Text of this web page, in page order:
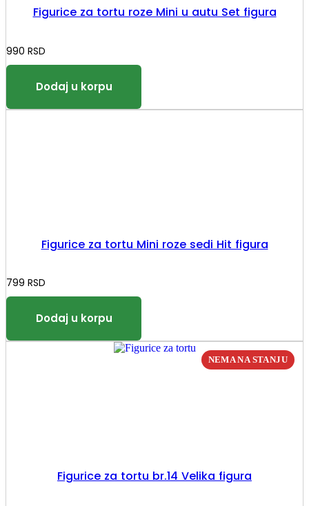
Figurice za tortu roze Mini u autu Set figura
990 RSD
Figurice za tortu Mini roze sedi Hit figura
799 RSD
Figurice za tortu br.14 Velika figura